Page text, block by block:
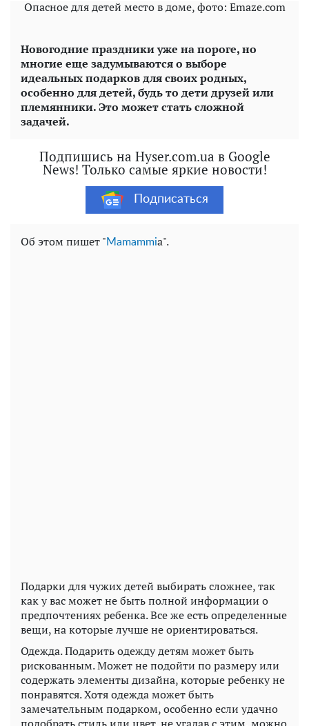
Опасное для детей место в доме, фото: Еmaze.com
Новогодние праздники уже на пороге, но
многие еще задумываются о выборе
идеальных подарков для своих родных,
особенно для детей, будь то дети друзей или
племянники. Это может стать сложной
задачей.
Подпишись на Hyser.com.ua в Google
News! Только самые яркие новости!
Подписаться
Об этом пишет "Мamammia".
Подарки для чужих детей выбирать сложнее, так
как у вас может не быть полной информации о
предпочтениях ребенка. Все же есть определенные
вещи, на которые лучше не ориентироваться.
Одежда. Подарить одежду детям может быть
рискованным. Может не подойти по размеру или
содержать элементы дизайна, которые ребенку не
понравятся. Хотя одежда может быть
замечательным подарком, особенно если удачно